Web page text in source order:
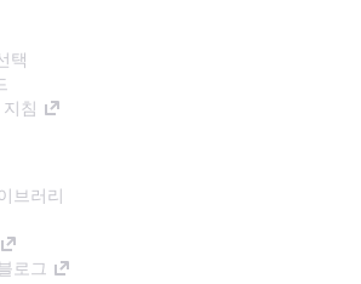
택
침
브러리
로그